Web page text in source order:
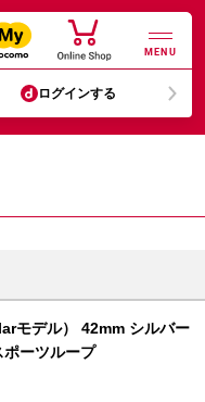
MENU
ログインする
モデル） 42mm シルバー
ーツループ